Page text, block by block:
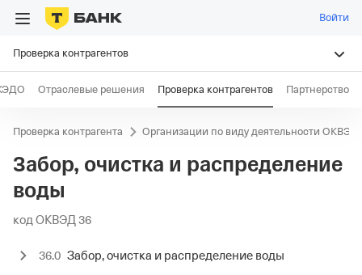
Войти
Проверка контрагентов
Отраслевые решения Проверка контрагентов Партнерство
Проверка контрагента Организации по виду деятельности ОКВЭД
Забор, очистка и распределение
воды
код ОКВЭД 36
36.0 Забор, очистка и распределение воды